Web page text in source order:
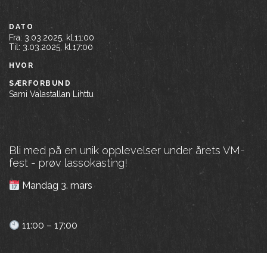
DATO
Fra: 3.03.2025, kl.11:00
Til: 3.03.2025, kl.17:00
HVOR
SÆRFORBUND
Sami Valastallan Lihttu
Bli med på en unik opplevelser under årets VM-
fest - prøv lassokasting!
Mandag 3. mars
11:00 – 17:00